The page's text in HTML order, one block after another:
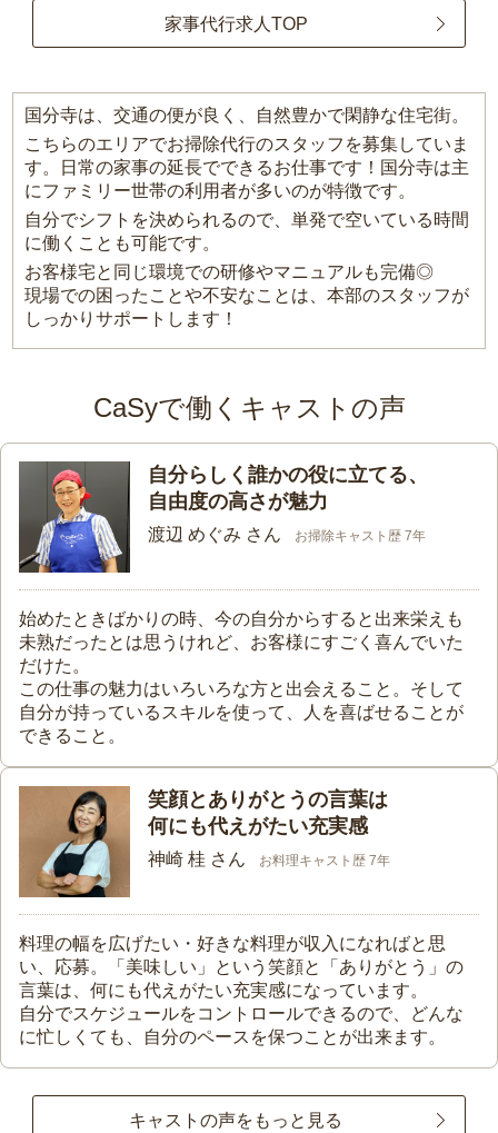
家事代行求人TOP
国分寺は、交通の便が良く、自然豊かで閑静な住宅街。
こちらのエリアでお掃除代行のスタッフを募集していま
す。日常の家事の延長でできるお仕事です！国分寺は主
にファミリー世帯の利用者が多いのが特徴です。
自分でシフトを決められるので、単発で空いている時間
に働くことも可能です。
お客様宅と同じ環境での研修やマニュアルも完備◎
現場での困ったことや不安なことは、本部のスタッフが
しっかりサポートします！
CaSyで働くキャストの声
自分らしく誰かの役に立てる、
自由度の高さが魅力
渡辺 めぐみ さん お掃除キャスト歴 7年
始めたときばかりの時、今の自分からすると出来栄えも
未熟だったとは思うけれど、お客様にすごく喜んでいた
だけた。
この仕事の魅力はいろいろな方と出会えること。そして
自分が持っているスキルを使って、人を喜ばせることが
できること。
笑顔とありがとうの言葉は
何にも代えがたい充実感
神崎 桂 さん お料理キャスト歴 7年
料理の幅を広げたい・好きな料理が収入になればと思
い、応募。「美味しい」という笑顔と「ありがとう」の
言葉は、何にも代えがたい充実感になっています。
自分でスケジュールをコントロールできるので、どんな
に忙しくても、自分のペースを保つことが出来ます。
キャストの声をもっと見る